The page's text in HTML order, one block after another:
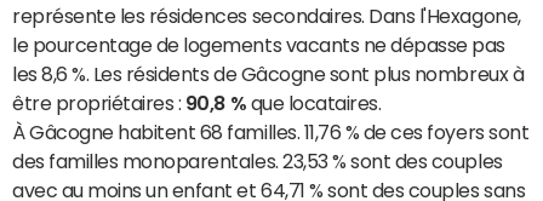
représente les résidences secondaires. Dans l'Hexagone,
le pourcentage de logements vacants ne dépasse pas
les 8,6 %. Les résidents de Gâcogne sont plus nombreux à
être propriétaires : 90,8 % que locataires.
À Gâcogne habitent 68 familles. 11,76 % de ces foyers sont
des familles monoparentales. 23,53 % sont des couples
avec au moins un enfant et 64,71 % sont des couples sans